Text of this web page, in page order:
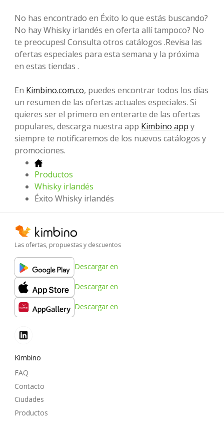
No has encontrado en Éxito lo que estás buscando?
No hay Whisky irlandés en oferta allí tampoco? No
te preocupes! Consulta otros catálogos .Revisa las
ofertas especiales para esta semana y la próxima
en estas tiendas .
En Kimbino.com.co, puedes encontrar todos los días
un resumen de las ofertas actuales especiales. Si
quieres ser el primero en enterarte de las ofertas
populares, descarga nuestra app Kimbino app y
siempre te notificaremos de los nuevos catálogos y
promociones.
Productos
Whisky irlandés
Éxito Whisky irlandés
Las ofertas, propuestas y descuentos
Descargar en
Descargar en
Descargar en
Kimbino
FAQ
Contacto
Ciudades
Productos